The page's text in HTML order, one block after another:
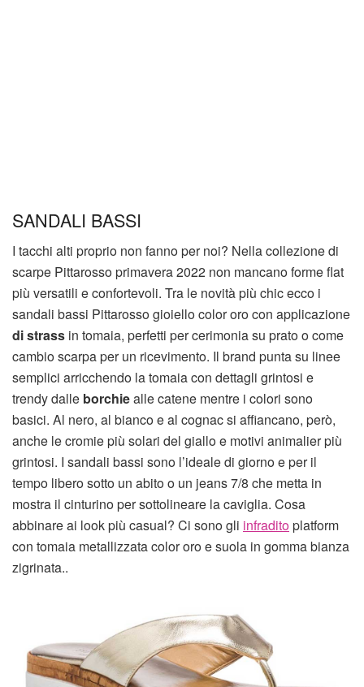
SANDALI BASSI
I tacchi alti proprio non fanno per noi? Nella collezione di
scarpe Pittarosso primavera 2022 non mancano forme flat
più versatili e confortevoli. Tra le novità più chic ecco i
sandali bassi Pittarosso gioiello color oro con applicazione
di strass in tomaia, perfetti per cerimonia su prato o come
cambio scarpa per un ricevimento. Il brand punta su linee
semplici arricchendo la tomaia con dettagli grintosi e
trendy dalle borchiealle catene mentre i colori sono
basici. Al nero, al bianco e al cognac si affiancano, però,
anche le cromie più solari del giallo e motivi animalier più
grintosi. I sandali bassi sono l’ideale di giorno e per il
tempo libero sotto un abito o un jeans 7/8 che metta in
mostra il cinturino per sottolineare la caviglia. Cosa
abbinare ai look più casual? Ci sono gli infraditoplatform
con tomaia metallizzata color oro e suola in gomma bianza
zigrinata..